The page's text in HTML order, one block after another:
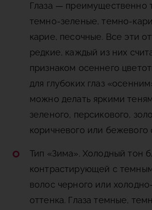
Глаза — преимущественно
темно-зеленые, темно-
карие, песочные. Все эти
редкие, каждый из них
признаком осеннего
для глубоких глаз
можно делать яркими
зеленого, персикового,
коричневого или бежевого
Тип «Зима». Холодный тон
контрастирующей с
волос черного или
оттенка. Глаза темные,